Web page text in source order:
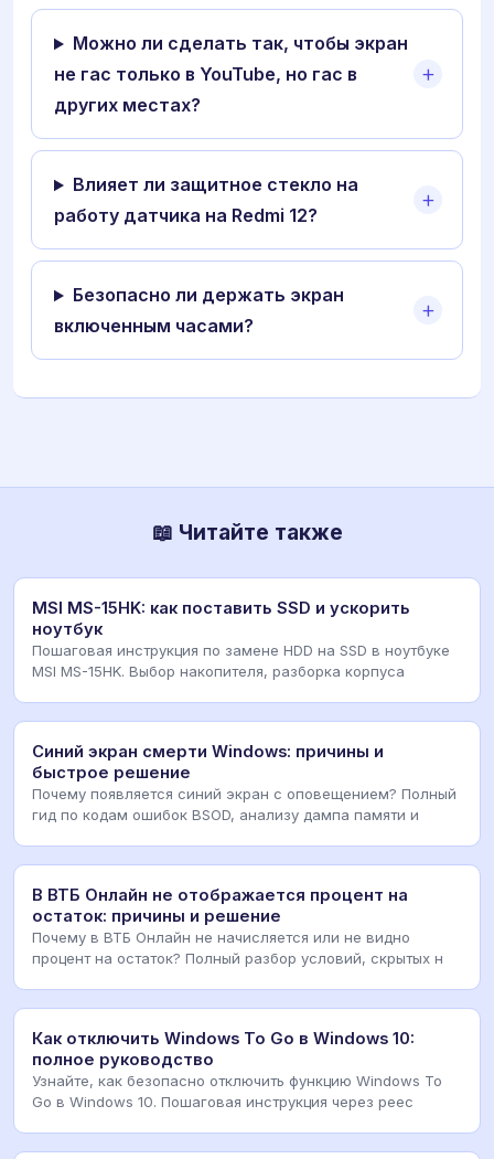
Можно ли сделать так, чтобы экран
не гас только в YouTube, но гас в
других местах?
Влияет ли защитное стекло на
работу датчика на Redmi 12?
Безопасно ли держать экран
включенным часами?
📖 Читайте также
MSI MS-15HK: как поставить SSD и ускорить
ноутбук
Пошаговая инструкция по замене HDD на SSD в ноутбуке
MSI MS-15HK. Выбор накопителя, разборка корпуса
Синий экран смерти Windows: причины и
быстрое решение
Почему появляется синий экран с оповещением? Полный
гид по кодам ошибок BSOD, анализу дампа памяти и
В ВТБ Онлайн не отображается процент на
остаток: причины и решение
Почему в ВТБ Онлайн не начисляется или не видно
процент на остаток? Полный разбор условий, скрытых н
Как отключить Windows To Go в Windows 10:
полное руководство
Узнайте, как безопасно отключить функцию Windows To
Go в Windows 10. Пошаговая инструкция через реес